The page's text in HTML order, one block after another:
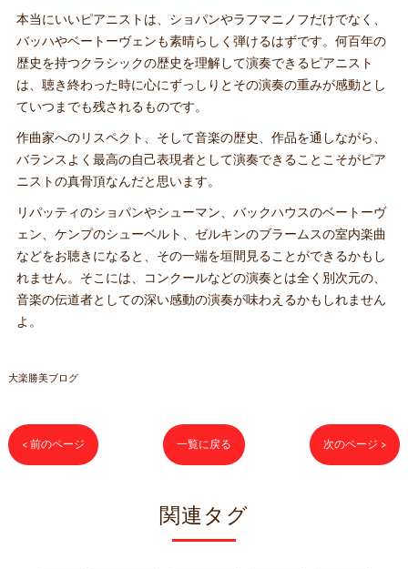
本当にいいピアニストは、ショパンやラフマニノフだけでなく、
バッハやベートーヴェンも素晴らしく弾けるはずです。何百年の
歴史を持つクラシックの歴史を理解して演奏できるピアニスト
は、聴き終わった時に心にずっしりとその演奏の重みが感動とし
ていつまでも残されるものです。
作曲家へのリスペクト、そして音楽の歴史、作品を通しながら、
バランスよく最高の自己表現者として演奏できることこそがピア
ニストの真骨頂なんだと思います。
リパッティのショパンやシューマン、バックハウスのベートーヴ
ェン、ケンプのシューベルト、ゼルキンのブラームスの室内楽曲
などをお聴きになると、その一端を垣間見ることができるかもし
れません。そこには、コンクールなどの演奏とは全く別次元の、
音楽の伝道者としての深い感動の演奏が味わえるかもしれません
よ。
大楽勝美ブログ
< 前のページ 一覧に戻る 次のページ >
関連タグ